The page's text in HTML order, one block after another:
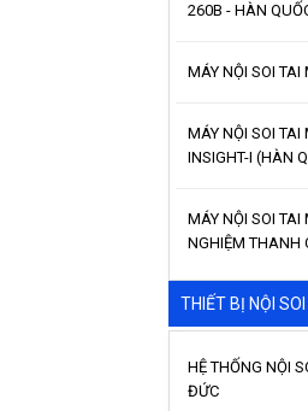
260B - HÀN
MÁY NỘI SOI TAI
MÁY NỘI SOI TAI
INSIGHT-I (HÀN
MÁY NỘI SOI TAI
NGHIỆM THANH
THIẾT BỊ NỘI
HỆ THỐNG NỘI
ĐỨC